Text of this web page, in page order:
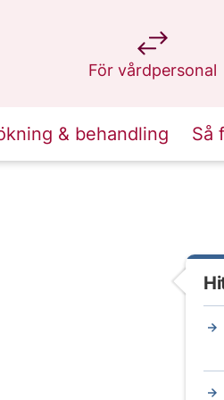
För vårdpersonal
på 1177.se
& behandling Så